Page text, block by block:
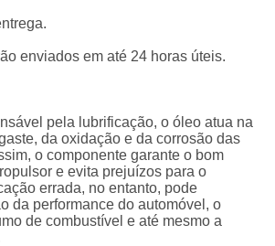
enviados em até 24 horas úteis.
pela lubrificação, o óleo atua na
da oxidação e da corrosão das
o componente garante o bom
e evita prejuízos para o
errada, no entanto, pode
da performance do automóvel, o
de combustível e até mesmo a